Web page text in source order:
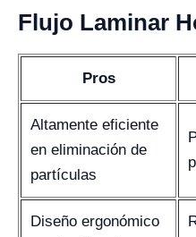
Flujo Laminar
Pros
Altamente eficiente
en eliminación de
partículas
Diseño ergonómico